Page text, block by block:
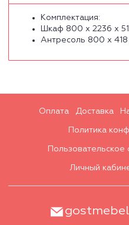
Комплектация:
Шкаф 800 х 2236 х
Антресоль 800 х 418
Оплата Доставка
Политика
Личный